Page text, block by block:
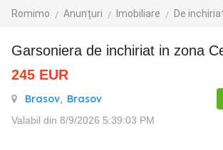
Romimo Anunțuri Imobiliare De
Garsoniera de inchiriat in zona
245 EUR
Brasov, Brasov
Valabil din 8/9/2026 5:39:03 PM